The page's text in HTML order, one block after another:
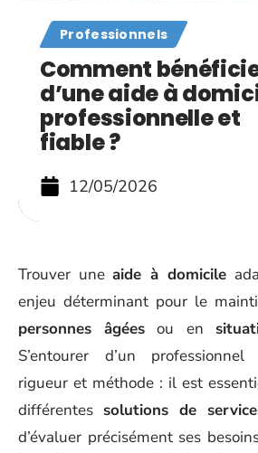
Professionnels
Comment
d’une aide à
professionnelle et
fiable ?
12/05/2026
Trouver uneaide à domicile
enjeu déterminant pour le
personnes âgées ou en
S’entourer d’un
rigueur et méthode : il est
différentes solutions de
d’évaluer précisément ses